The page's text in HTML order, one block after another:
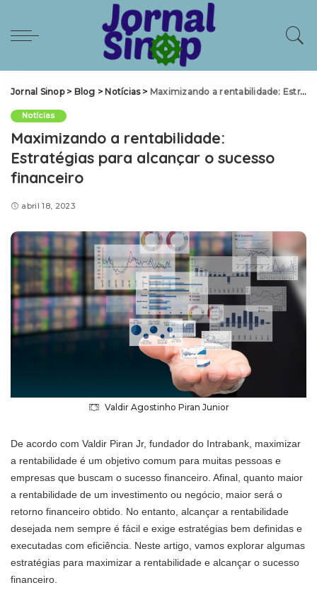
Jornal Sinop> Blog > Notícias> Maximizando a rentabilidade: Estratégias para alcançar o sucesso financeiro
Notícias
Maximizando a rentabilidade:
Estratégias para alcançar o sucesso
financeiro
abril 18, 2023
Valdir Agostinho Piran Junior
De acordo com Valdir Piran Jr, fundador do Intrabank, maximizar
a rentabilidade é um objetivo comum para muitas pessoas e
empresas que buscam o sucesso financeiro. Afinal, quanto maior
a rentabilidade de um investimento ou negócio, maior será o
retorno financeiro obtido. No entanto, alcançar a rentabilidade
desejada nem sempre é fácil e exige estratégias bem definidas e
executadas com eficiência. Neste artigo, vamos explorar algumas
estratégias para maximizar a rentabilidade e alcançar o sucesso
financeiro.